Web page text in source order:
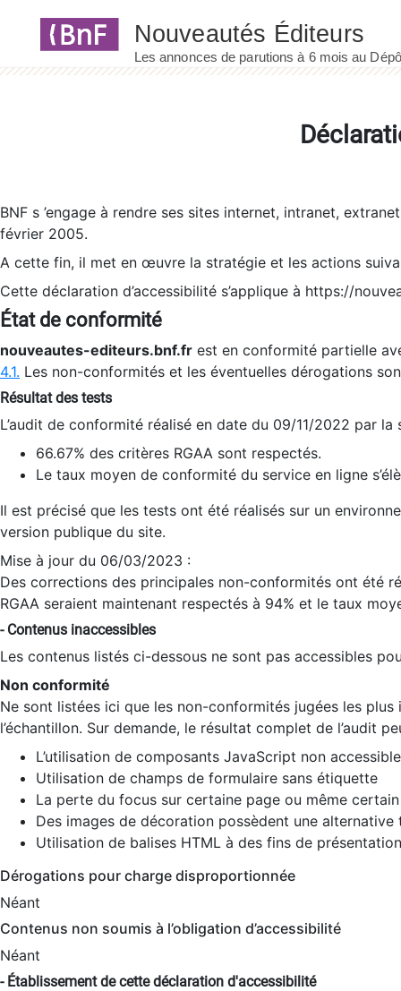
BNF s ’engage à rendre ses sites internet, intranet,
février 2005.
A cette fin, il met en œuvre la stratégie et les actions
Cette déclaration d’accessibilité s’applique à https://
État de conformité
nouveautes-editeurs.bnf.fr est en conformité partielle
4.1. Les non-conformités et les éventuelles dérogations
Résultat des tests
L’audit de conformité réalisé en date du 09/11/2022 par
66.67% des critères RGAA sont respectés.
Le taux moyen de conformité du service en ligne
Il est précisé que les tests ont été réalisés sur un
version publique du site.
Mise à jour du 06/03/2023 :
Des corrections des principales non-conformités ont été
RGAA seraient maintenant respectés à 94% et le taux
- Contenus inaccessibles
Les contenus listés ci-dessous ne sont pas accessibles
Non conformité
Ne sont listées ici que les non-conformités jugées les
l’échantillon. Sur demande, le résultat complet de l’audit
L’utilisation de composants JavaScript non
Utilisation de champs de formulaire sans étiquette
La perte du focus sur certaine page ou même
Des images de décoration possèdent une alternative
Utilisation de balises HTML à des fins de
Dérogations pour charge disproportionnée
Néant
Contenus non soumis à l’obligation d’accessibilité
Néant
- Établissement de cette déclaration d'accessibilité